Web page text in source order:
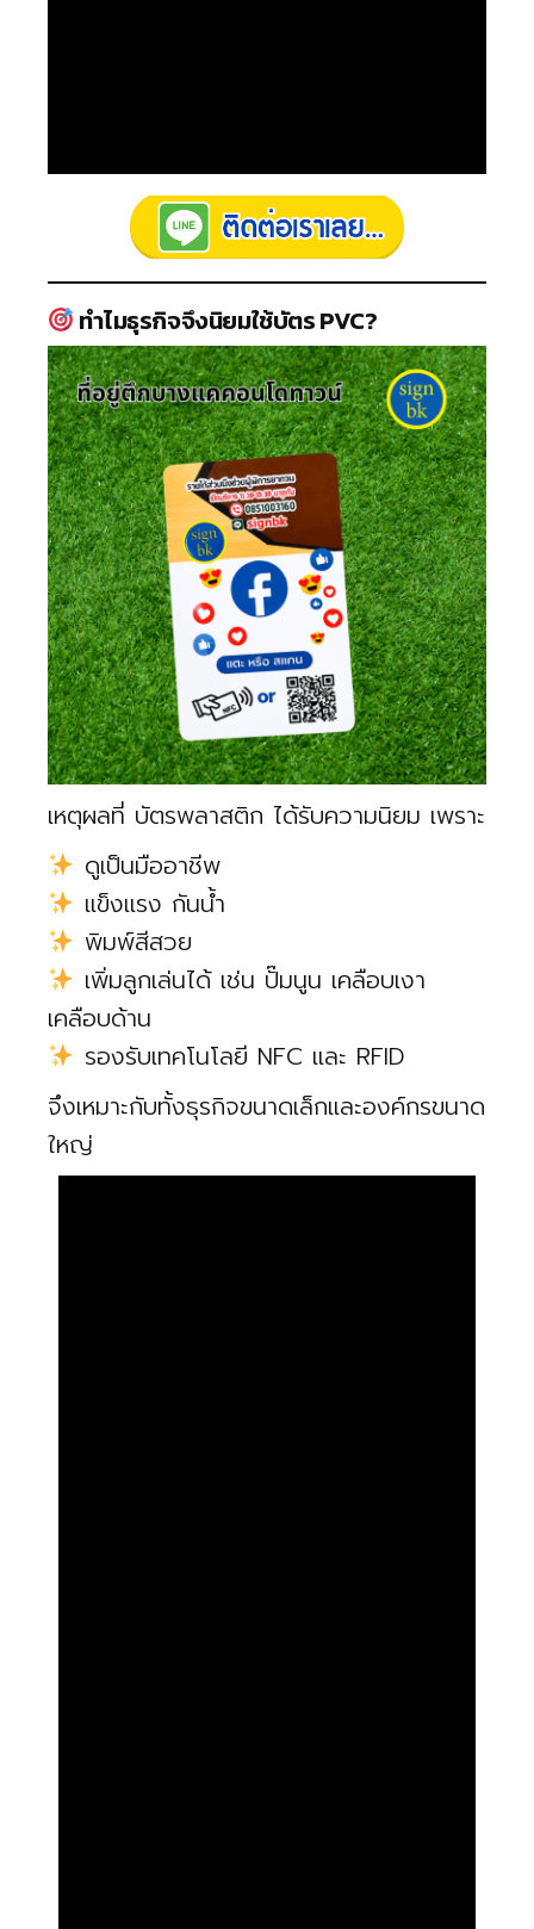
ทำไมธุรกิจจึงนิยมใช้บัตร PVC?
เหตุผลที่ บัตรพลาสติก ได้รับความนิยม เพราะ
ดูเป็นมืออาชีพ
แข็งแรง กันน้ำ
พิมพ์สีสวย
เพิ่มลูกเล่นได้ เช่น ปั๊มนูน เคลือบเงา
เคลือบด้าน
รองรับเทคโนโลยี NFC และ RFID
จึงเหมาะกับทั้งธุรกิจขนาดเล็กและองค์กรขนาด
ใหญ่